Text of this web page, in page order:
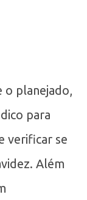
o planejado,
para
verificar se
Além